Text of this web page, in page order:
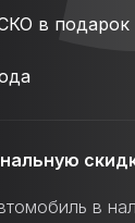
в подарок
в